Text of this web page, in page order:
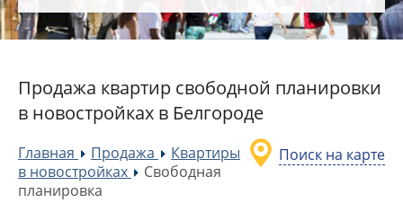
Продажа квартир свободной планировки
в новостройках в Белгороде
Поиск на карте
Главная »Продажа »Квартиры
в новостройках
»Свободная
планировка